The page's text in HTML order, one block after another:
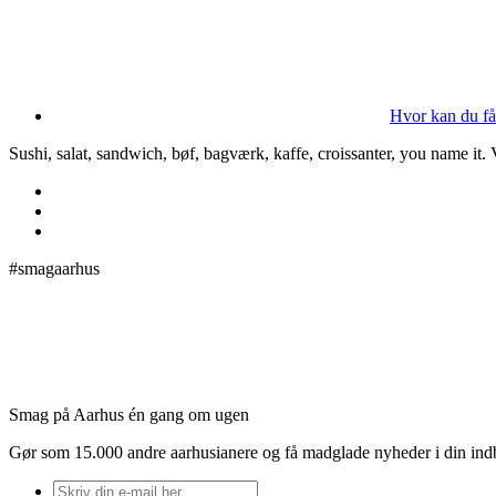
Hvor kan du
Sushi, salat, sandwich, bøf, bagværk, kaffe, croissanter, you name
#smagaarhus
Smag på Aarhus én gang om ugen
Gør som 15.000 andre aarhusianere og få madglade nyheder i din